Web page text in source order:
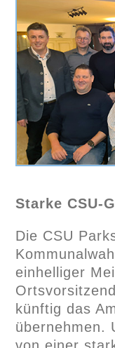
Starke CSU-
Die CSU
einhelliger
künftig das
übernehmen.